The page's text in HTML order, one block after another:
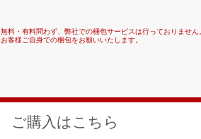
無料・有料問わず、弊社での梱包サービスは行っておりません
お客様ご自身での梱包をお願いいたします。
ご購入はこちら